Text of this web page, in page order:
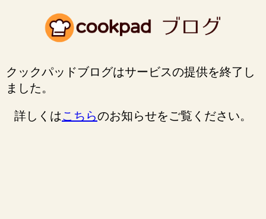
クックパッドブログはサービスの提供を終了し
ました。
詳しくはこちらのお知らせをご覧ください。